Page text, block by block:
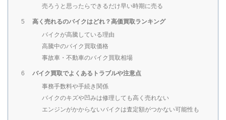
売ろうと思ったらできるだけ早い時期に売る
5
高く売れるのバイクはどれ？高価買取ランキング
バイクが高騰している理由
高騰中のバイク買取価格
事故車・不動車のバイク買取相場
6
バイク買取でよくあるトラブルや注意点
事務手数料や手続き関係
バイクのキズや凹みは修理しても高く売れない
エンジンがかからないバイクは査定額がつかない可能性も